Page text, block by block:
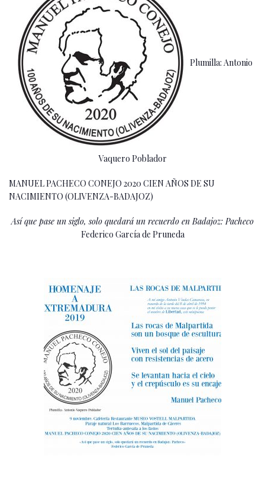
Plumilla: Antonio
Vaquero Poblador
MANUEL PACHECO CONEJO 2020 CIEN AÑOS DE SU
NACIMIENTO (OLIVENZA-BADAJOZ)
Así que pase un siglo, solo quedará un recuerdo en Badajoz: Pacheco
Federico García de Pruneda